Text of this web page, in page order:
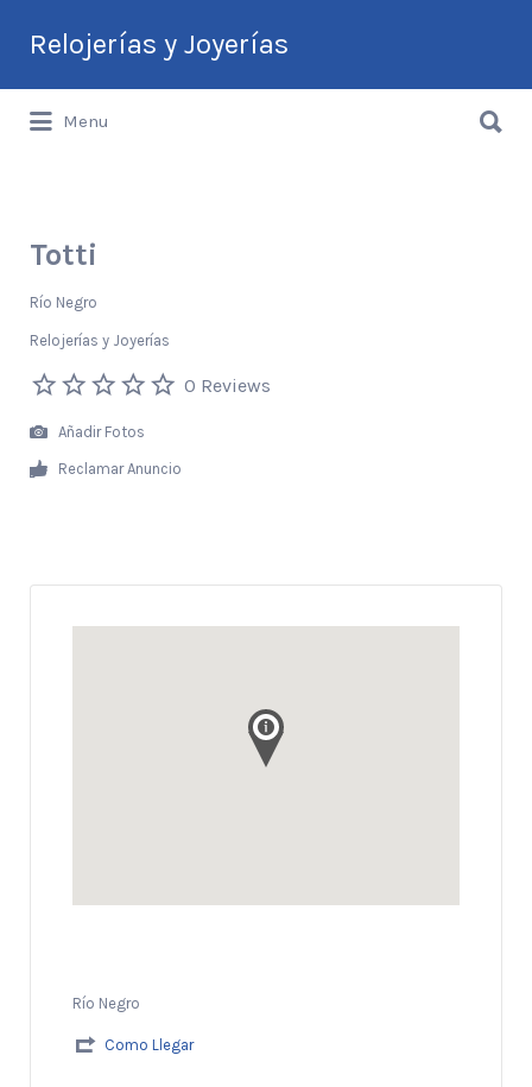
Relojerías y Joyerías
Guía de Relojerías y Joyerías en
por:
Menu
por:
Totti
Río Negro
Relojerías y Joyerías
0 Reviews
Añadir Fotos
Reclamar Anuncio
Río Negro
Como Llegar